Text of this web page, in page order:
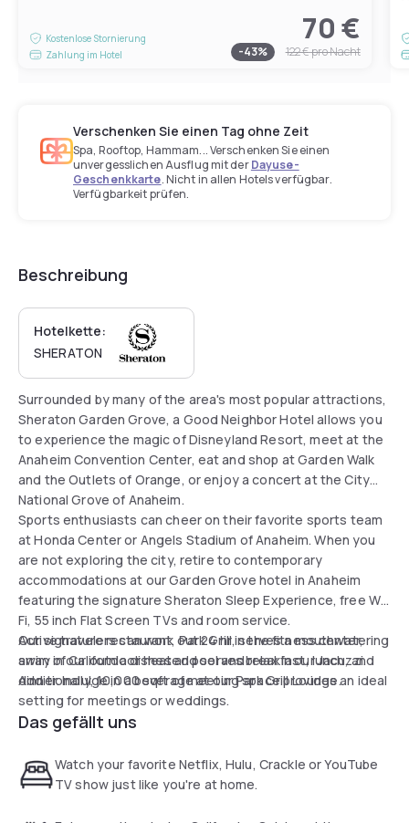
Kostenlose Stornierung
Zahlung im Hotel
70 €
-43% 122 €pro Nacht
Verschenken Sie einen Tag ohne Zeit
Spa, Rooftop, Hammam... Verschenken Sie einen
unvergesslichen Ausflug mit derDayuse-
Geschenkkarte. Nicht in allen Hotels verfügbar.
Verfügbarkeit prüfen.
Beschreibung
Hotelkette:
SHERATON
Surrounded by many of the area's most popular attractions,
Sheraton Garden Grove, a Good Neighbor Hotel allows you
to experience the magic of Disneyland Resort, meet at the
Anaheim Convention Center, eat and shop at Garden Walk
and the Outlets of Orange, or enjoy a concert at the City
National Grove of Anaheim.
Sports enthusiasts can cheer on their favorite sports team
at Honda Center or Angels Stadium of Anaheim. When you
are not exploring the city, retire to contemporary
accommodations at our Garden Grove hotel in Anaheim
featuring the signature Sheraton Sleep Experience, free Wi-
Fi, 55 inch Flat Screen TVs and room service.
Our signature restaurant, Park Grill, serves a mouthwatering
array of California dishes and serves breakfast, lunch, and
dinner. Indulge in a beverage at our Park Grill Lounge.
Active travelers can work out 24 hr in the fitness center,
swim in our outdoor heated pool and relax in our Jacuzzi.
Additionally, 10,000 sqft of meeting space provides an ideal
setting for meetings or weddings.
Das gefällt uns
Watch your favorite Netflix, Hulu, Crackle or YouTube
TV show just like you're at home.